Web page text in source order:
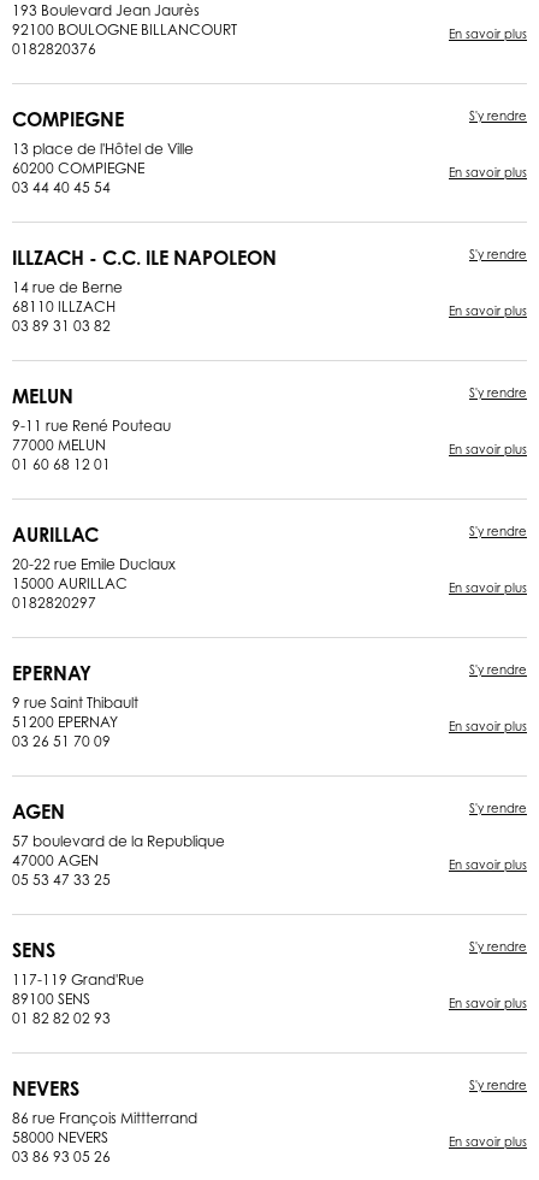
193 Boulevard Jean Jaurès
92100 BOULOGNE BILLANCOURT
0182820376
En savoir plus
COMPIEGNE
13 place de l'Hôtel de Ville
60200 COMPIEGNE
03 44 40 45 54
S'y rendre
En savoir plus
ILLZACH - C.C. ILE NAPOLEON
14 rue de Berne
68110 ILLZACH
03 89 31 03 82
S'y rendre
En savoir plus
MELUN
9-11 rue René Pouteau
77000 MELUN
01 60 68 12 01
S'y rendre
En savoir plus
AURILLAC
20-22 rue Emile Duclaux
15000 AURILLAC
0182820297
S'y rendre
En savoir plus
EPERNAY
9 rue Saint Thibault
51200 EPERNAY
03 26 51 70 09
S'y rendre
En savoir plus
AGEN
57 boulevard de la Republique
47000 AGEN
05 53 47 33 25
S'y rendre
En savoir plus
SENS
117-119 Grand'Rue
89100 SENS
01 82 82 02 93
S'y rendre
En savoir plus
NEVERS
86 rue François Mittterrand
58000 NEVERS
03 86 93 05 26
S'y rendre
En savoir plus